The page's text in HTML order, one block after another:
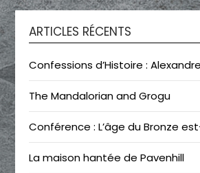
ARTICLES RÉCENTS
Confessions d’Histoire :
The Mandalorian and Grogu
Conférence : L’âge du Bronze
La maison hantée de Pavenhill